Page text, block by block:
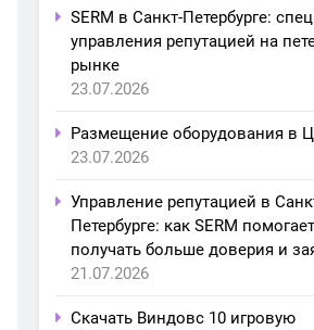
SERM в Санкт-Петербурге:
управления репутацией на
рынке
23.07.2026
Размещение оборудования в
23.07.2026
Управление репутацией в
Петербурге: как SERM
получать больше доверия и
21.07.2026
Скачать Виндовс 10 игровую